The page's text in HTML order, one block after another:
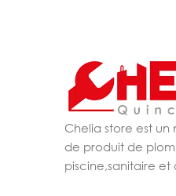
Chelia store est
de produit de
piscine,sanitaire et